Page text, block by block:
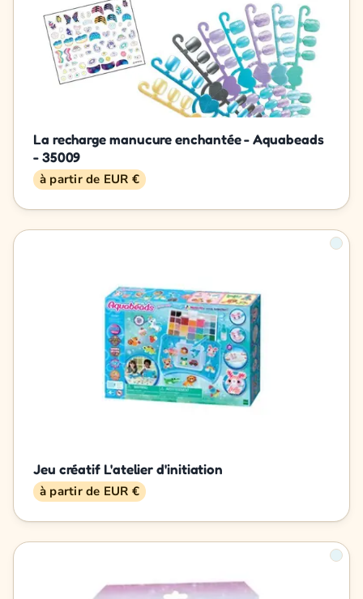
La recharge manucure enchantée - Aquabeads
- 35009
à partir de EUR €
Jeu créatif L'atelier d'initiation
à partir de EUR €